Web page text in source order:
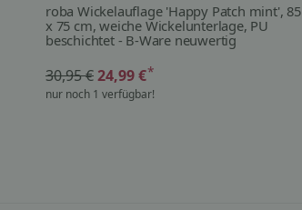
roba Wickelauflage 'Happy Patch mint', 85
x 75 cm, weiche Wickelunterlage, PU
beschichtet - B-Ware neuwertig
30,95 €24,99 €*
nur noch 1 verfügbar!